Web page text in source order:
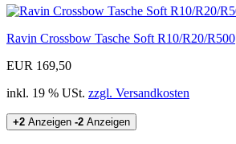
Ravin Crossbow Tasche Soft R10/R20/R500
EUR 169,50
inkl. 19 % USt. zzgl. Versandkosten
+2 Anzeigen -2 Anzeigen